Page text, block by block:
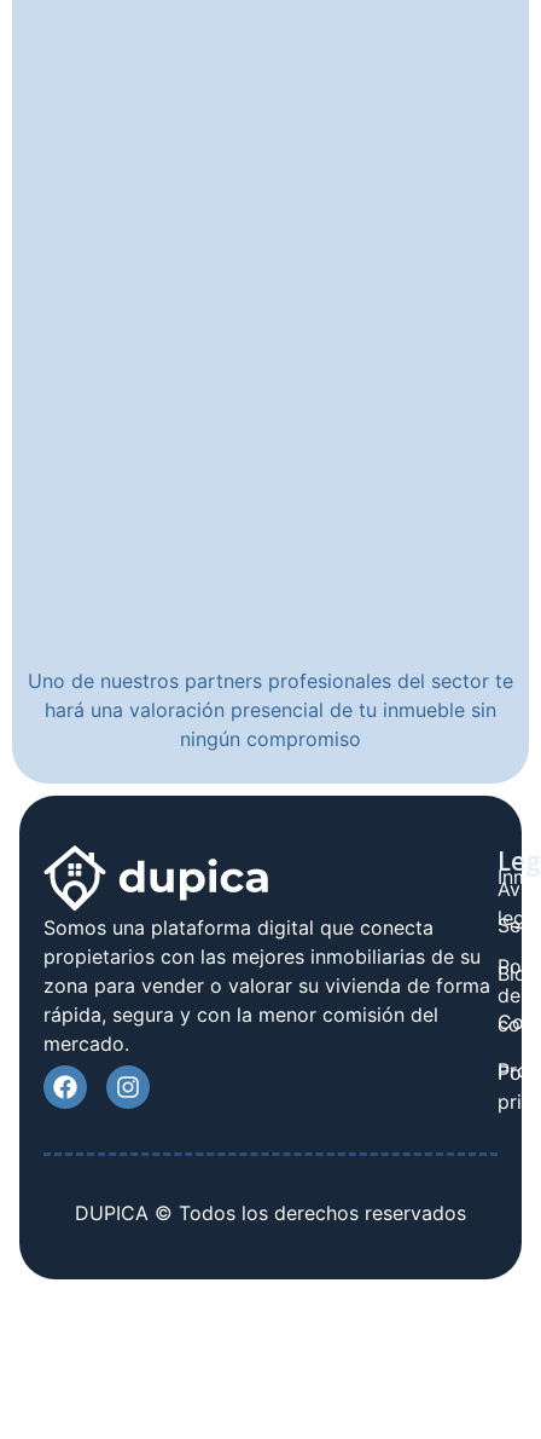
Uno de nuestros partners profesionales del sector te
hará una valoración presencial de tu inmueble sin
ningún compromiso
Somos una plataforma digital que conecta
propietarios con las mejores inmobiliarias de su
zona para vender o valorar su vivienda de forma
rápida, segura y con la menor comisión del
mercado.
Blog
legal
de
DUPICA © Todos los derechos reservados